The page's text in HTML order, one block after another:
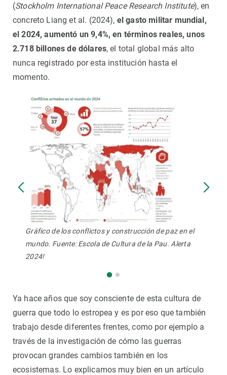
(Stockholm International Peace Research Institute), en
concreto Liang et al. (2024), el gasto militar mundial,
el 2024, aumentó un 9,4%, en términos reales, unos
2.718 billones de dólares, el total global más alto
nunca registrado por esta institución hasta el
momento.
Gráfico de los conflictos y construcción de paz en el
mundo. Fuente: Escola de Cultura de la Pau. Alerta
2024!
Ya hace años que soy consciente de esta cultura de
guerra que todo lo estropea y es por eso que también
trabajo desde diferentes frentes, como por ejemplo a
través de la investigación de cómo las guerras
provocan grandes cambios también en los
ecosistemas. Lo explicamos muy bien en un artículo